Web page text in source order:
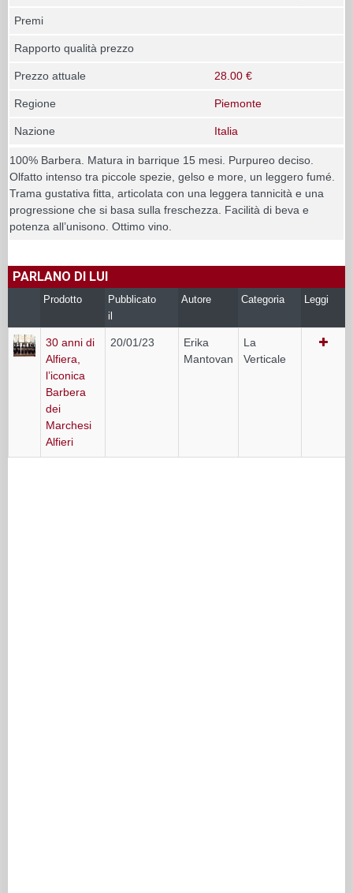
Premi
Rapporto qualità prezzo
Prezzo attuale 28.00 €
Regione Piemonte
Nazione Italia
100% Barbera. Matura in barrique 15 mesi. Purpureo deciso.
Olfatto intenso tra piccole spezie, gelso e more, un leggero fumé.
Trama gustativa fitta, articolata con una leggera tannicità e una
progressione che si basa sulla freschezza. Facilità di beva e
potenza all’unisono. Ottimo vino.
PARLANO DI LUI
Prodotto
Pubblicato
il
Autore Categoria Leggi
30 anni di
Alfiera,
l’iconica
Barbera
dei
Marchesi
Alfieri
20/01/23
Erika
Mantovan
La
Verticale